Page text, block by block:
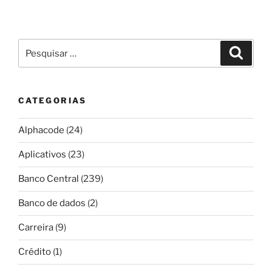
por:
CATEGORIAS
Alphacode (24)
Aplicativos (23)
Banco Central (239)
Banco de dados (2)
Carreira (9)
Crédito (1)